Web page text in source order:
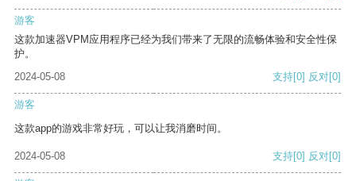
游客
这款加速器VPM应用程序已经为我们带来了无限的流畅体验和安全性保
护。
2024-05-08
支持[0] 反对[0]
游客
这款app的游戏非常好玩，可以让我消磨时间。
2024-05-08 支持[0] 反对[0]